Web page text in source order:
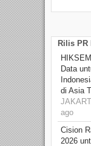
Rilis PR
Data
di Asia
ago
Cision
2026